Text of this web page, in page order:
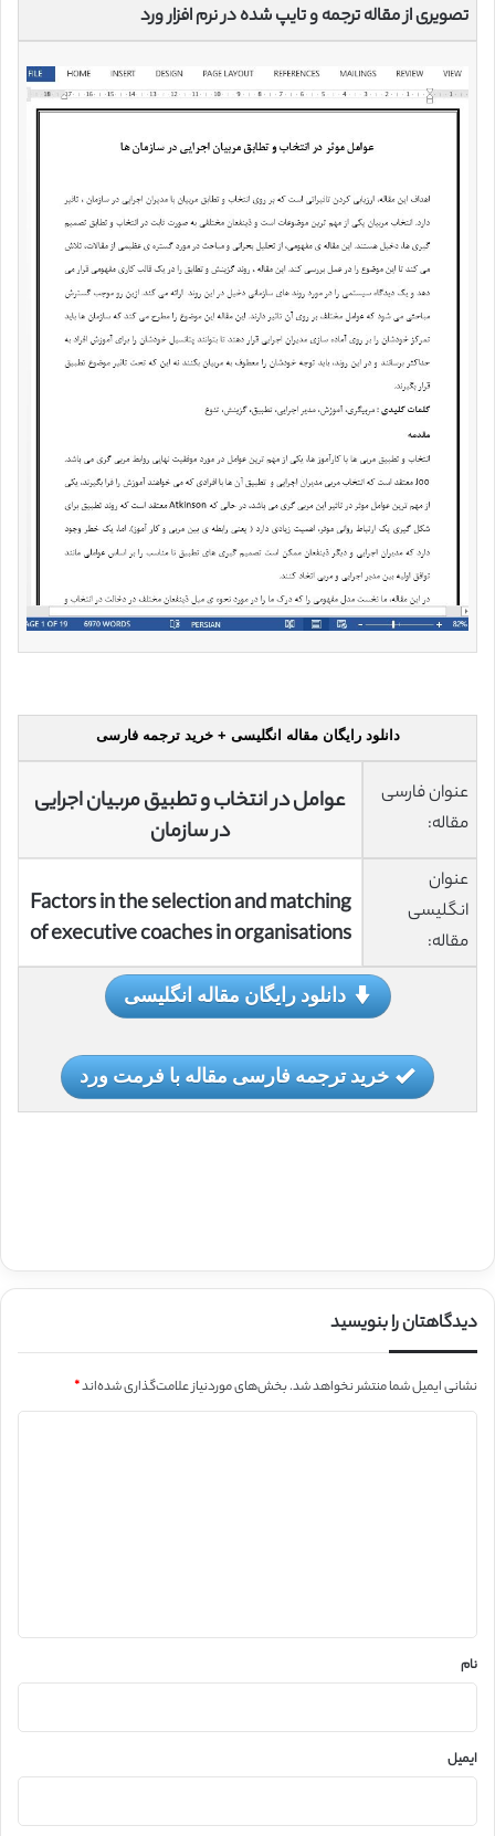
تصویری از مقاله ترجمه و تایپ شده در نرم افزار ورد
دانلود رایگان مقاله انگلیسی + خرید ترجمه فارسی
عنوان فارسی
مقاله:
عوامل در انتخاب و تطبیق مربیان اجرایی
در سازمان
عنوان
انگلیسی
مقاله:
Factors in the selection and matching
of executive coaches in organisations
دانلود رایگان مقاله انگلیسی
خرید ترجمه فارسی مقاله با فرمت ورد
دیدگاهتان را بنویسید
نشانی ایمیل شما منتشر نخواهد شد.بخش‌های موردنیاز علامت‌گذاری شده‌اند*
نام
ایمیل